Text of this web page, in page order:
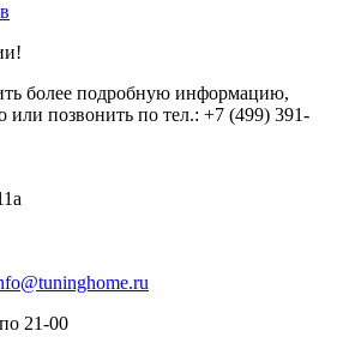
более подробную информацию,
или позвонить по тел.: +7 (499) 391-
21-00